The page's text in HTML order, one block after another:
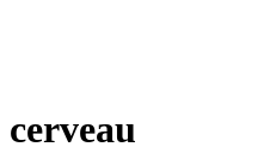
cerveau